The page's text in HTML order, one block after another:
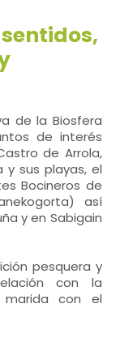
de la Biosfera
de interés
de Arrola,
y sus playas, el
Bocineros de
así
y en Sabigain
pesquera y
con la
con el